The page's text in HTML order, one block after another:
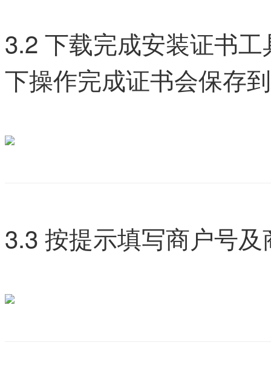
3.2 下载完成安装证书
下操作完成证书会保存
3.3 按提示填写商户号